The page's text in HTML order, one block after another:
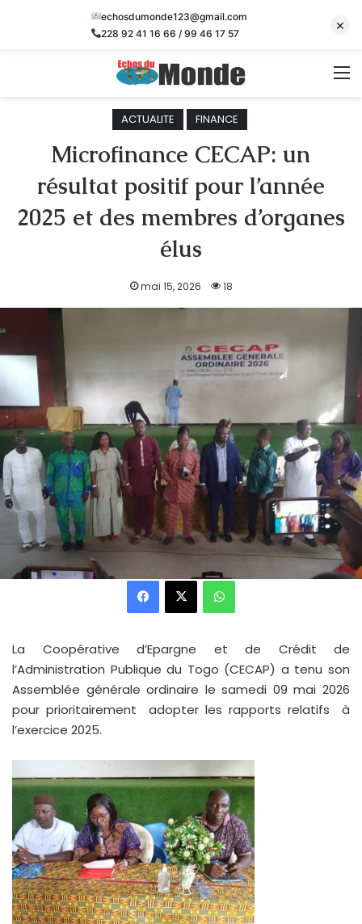
ACTUALITE FINANCE
Microfinance CECAP: un
résultat positif pour l’année
2025 et des membres d’organes
élus
mai 15, 2026 18
Facebook X WhatsApp
La Coopérative d’Epargne et de Crédit de
l’Administration Publique du Togo (CECAP) a tenu son
Assemblée générale ordinaire le samedi 09 mai 2026
pour prioritairement adopter les rapports relatifs à
l’exercice 2025.
echosdumonde123@gmail.com
228 92 41 16 66 / 99 46 17 57
×